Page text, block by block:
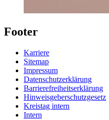
Footer
Karriere
Sitemap
Impressum
Datenschutzerklärung
Barrierefreiheitserklärung
Hinweisgeberschutzgesetz
Kreistag intern
Intern